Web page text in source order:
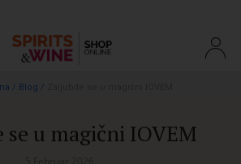
/ Blog /
u magični IOVEM